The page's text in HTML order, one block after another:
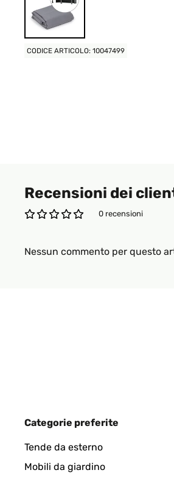
CODICE ARTICOLO: 10047499
Recensioni dei
0 recensioni
Nessun commento per questo
Categorie preferite
Tende da esterno
Mobili da giardino